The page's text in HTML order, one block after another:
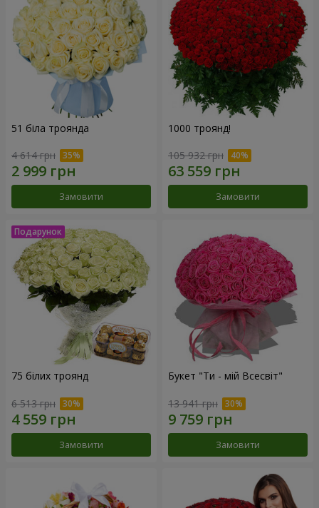
51 біла троянда
4 614 грн
Замовити
1000 троянд!
105 932 грн
Замовити
75 білих троянд
6 513 грн
Замовити
Букет "Ти - мій Всесвіт"
13 941 грн
Замовити